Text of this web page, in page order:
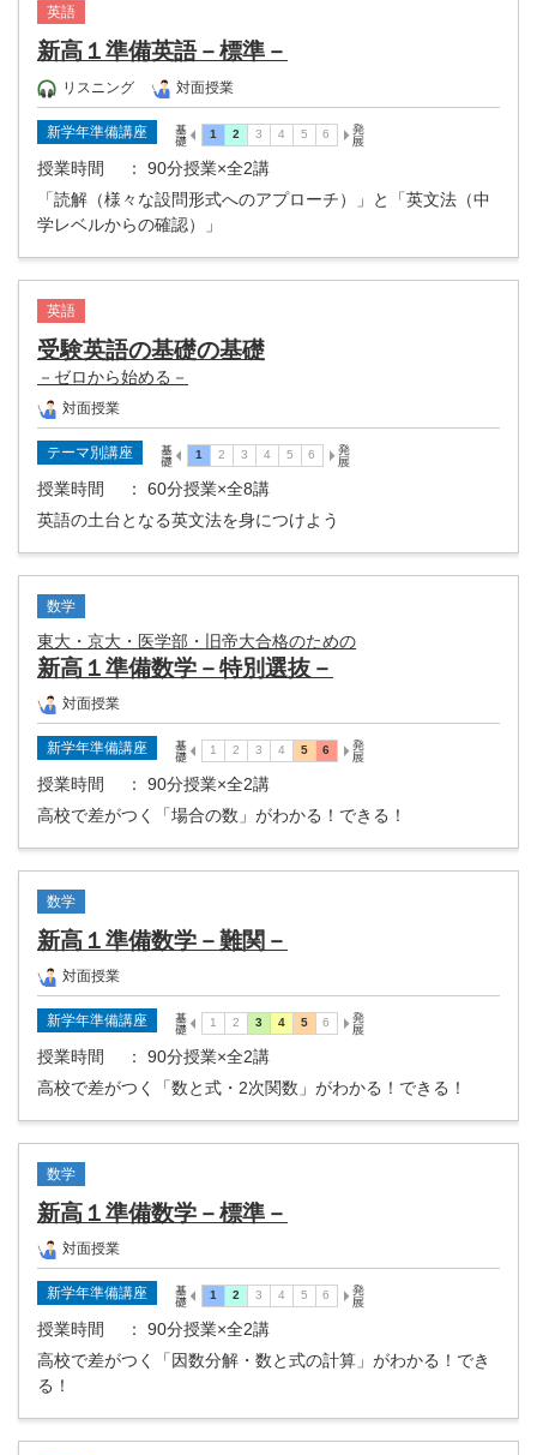
英語
新高１準備英語－標準－
リスニング 対面授業
新学年準備講座
授業時間
： 90分授業×全2講
「読解（様々な設問形式へのアプローチ）」と「英文法（中
学レベルからの確認）」
英語
受験英語の基礎の基礎
－ゼロから始める－
対面授業
テーマ別講座
授業時間
： 60分授業×全8講
英語の土台となる英文法を身につけよう
数学
東大・京大・医学部・旧帝大合格のための
新高１準備数学－特別選抜－
対面授業
新学年準備講座
授業時間
： 90分授業×全2講
高校で差がつく「場合の数」がわかる！できる！
数学
新高１準備数学－難関－
対面授業
新学年準備講座
授業時間
： 90分授業×全2講
高校で差がつく「数と式・2次関数」がわかる！できる！
数学
新高１準備数学－標準－
対面授業
新学年準備講座
授業時間
： 90分授業×全2講
高校で差がつく「因数分解・数と式の計算」がわかる！でき
る！